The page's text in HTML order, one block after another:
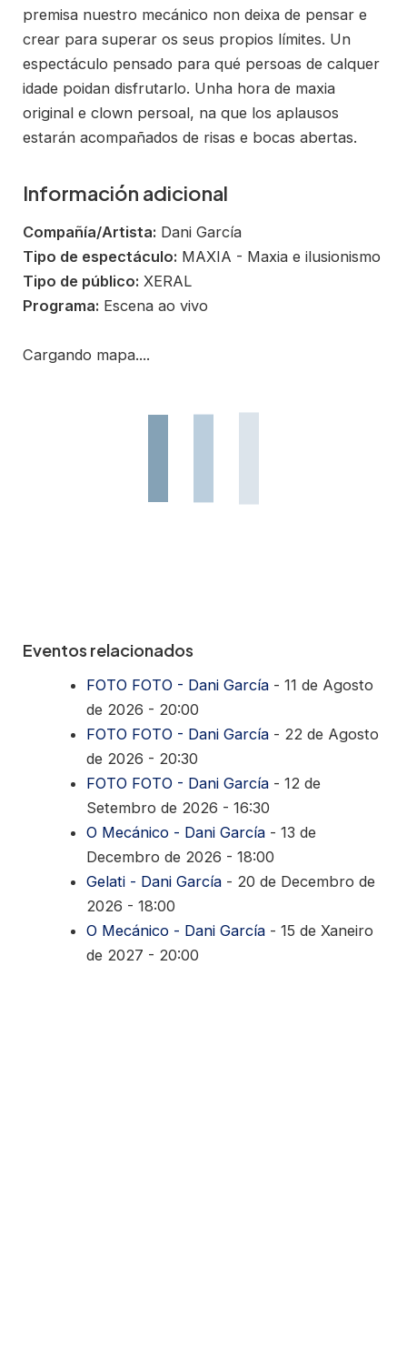
premisa nuestro mecánico non deixa de pensar e
crear para superar os seus propios límites. Un
espectáculo pensado para qué persoas de calquer
idade poidan disfrutarlo. Unha hora de maxia
original e clown persoal, na que los aplausos
estarán acompañados de risas e bocas abertas.
Información adicional
Compañía/Artista: Dani García
Tipo de espectáculo: MAXIA - Maxia e ilusionismo
Tipo de público: XERAL
Programa: Escena ao vivo
Cargando mapa....
Eventos relacionados
FOTO FOTO - Dani García- 11 de Agosto
de 2026 - 20:00
FOTO FOTO - Dani García- 22 de Agosto
de 2026 - 20:30
FOTO FOTO - Dani García- 12 de
Setembro de 2026 - 16:30
O Mecánico - Dani García- 13 de
Decembro de 2026 - 18:00
Gelati - Dani García- 20 de Decembro de
2026 - 18:00
O Mecánico - Dani García- 15 de Xaneiro
de 2027 - 20:00